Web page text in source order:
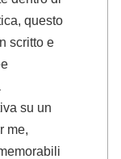
questo
scritto e
su un
me,